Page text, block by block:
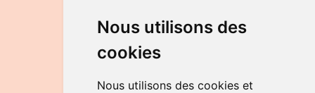
Nous utilisons des
cookies
Nous utilisons des cookies et
DU LUNDI AU VENDREDI
de 9h à 12h30 et de 14h à 18h
LE SAMEDI
de 9h à 12h30